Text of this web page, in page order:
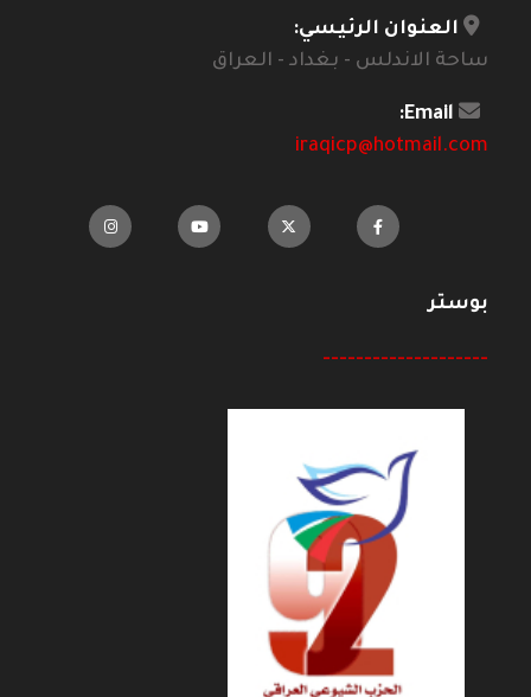
العنوان الرئيسي:
ساحة الاندلس - بغداد - العراق
Email:
iraqicp@hotmail.com
بوستر
--------------------